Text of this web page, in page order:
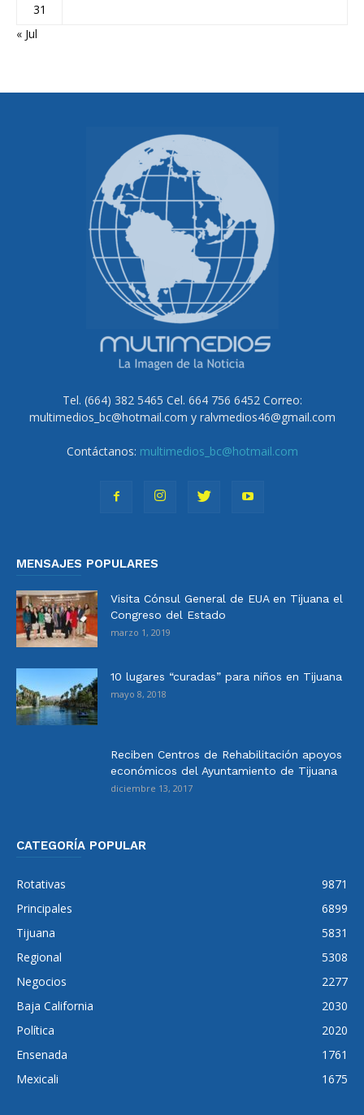
31
« Jul
Tel. (664) 382 5465 Cel. 664 756 6452 Correo:
multimedios_bc@hotmail.com y ralvmedios46@gmail.com
Contáctanos: multimedios_bc@hotmail.com
MENSAJES POPULARES
Visita Cónsul General de EUA en Tijuana el
Congreso del Estado
marzo 1, 2019
10 lugares “curadas” para niños en Tijuana
mayo 8, 2018
Reciben Centros de Rehabilitación apoyos
económicos del Ayuntamiento de Tijuana
diciembre 13, 2017
CATEGORÍA POPULAR
Rotativas
9871
Principales
6899
Tijuana
5831
Regional
5308
Negocios
2277
Baja California
2030
Política
2020
Ensenada
1761
Mexicali
1675